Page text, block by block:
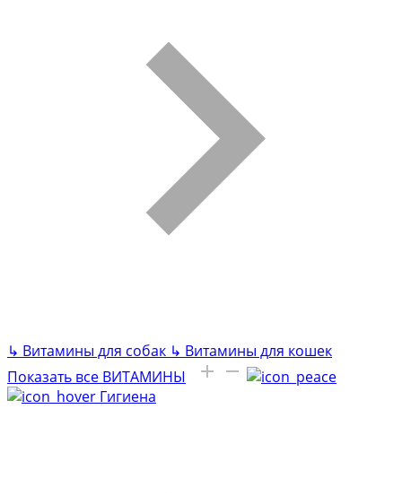
↳ Витамины для собак ↳ Витамины для кошек
Показать все ВИТАМИНЫ
Гигиена